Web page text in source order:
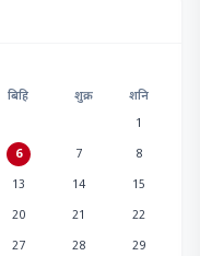
बिहि शुक्र
शनि
1
6 7
8
13 14
15
20 21
22
27 28
29